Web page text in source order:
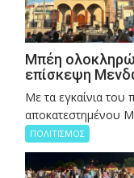
Μπέη
επίσκεψη
Με τα εγκαίνια του
αποκατεστημένου
ΠΟΛΙΤΙΣΜΟΣ